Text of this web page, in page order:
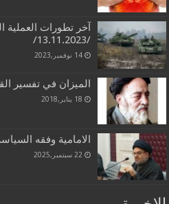
آخر تطورات العملية
/13.11.2023/
14 نوفمبر,2023
الميزان في تفسير
18 يناير,2018
الامامية وفقه
22 سبتمبر,2025